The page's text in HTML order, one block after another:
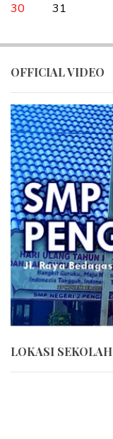
30
31
OFFICIAL VIDEO
LOKASI SEKOLAH